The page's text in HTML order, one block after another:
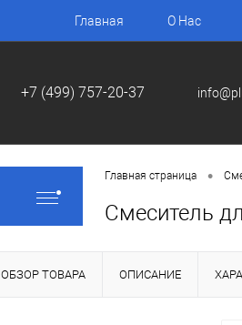
Главная О Нас
+7 (499) 757-20-37
Главная страница •
Смеситель
ОБЗОР ТОВАРА ОПИСАНИЕ